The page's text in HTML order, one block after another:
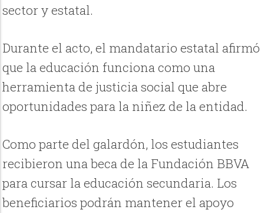
sector y estatal.
Durante el acto, el mandatario estatal afirmó
que la educación funciona como una
herramienta de justicia social que abre
oportunidades para la niñez de la entidad.
Como parte del galardón, los estudiantes
recibieron una beca de la Fundación BBVA
para cursar la educación secundaria. Los
beneficiarios podrán mantener el apoyo